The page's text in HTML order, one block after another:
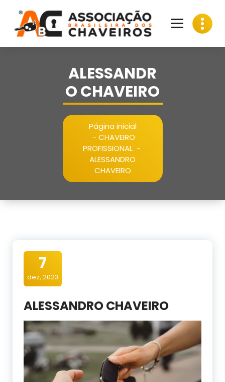
conteúdo
ALESSANDR
O CHAVEIRO
Página inicial
- CHAVEIRO
PROFISSIONAL-
ALESSANDRO
CHAVEIRO
7
dez, 2023
ALESSANDRO CHAVEIRO